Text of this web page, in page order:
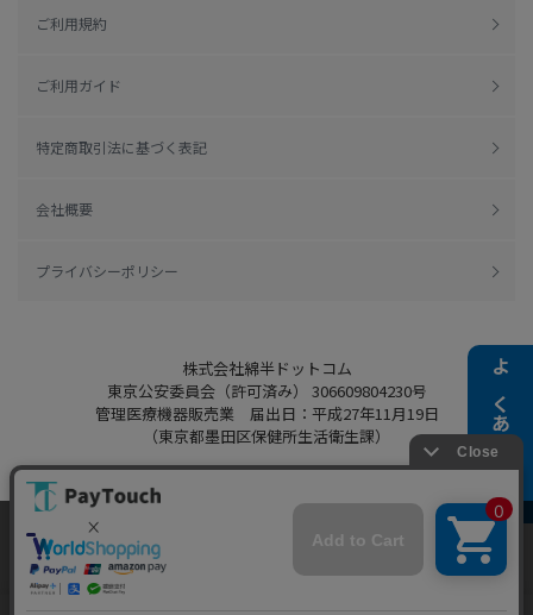
よくある質問
ご利用規約
ご利用ガイド
特定商取引法に基づく表記
会社概要
プライバシーポリシー
株式会社綿半ドットコム
東京公安委員会（許可済み） 306609804230号
管理医療機器販売業 届出日：平成27年11月19日
（東京都墨田区保健所生活衛生課）
Copyright 2022
Powered by Watahan Partners Co., Ltd.
当ウェブサイトでは、お客様により良いサービス
をご提供するため、クッキーを利用しています。
サイト利用を継続することにより、クッキーの使
同意する